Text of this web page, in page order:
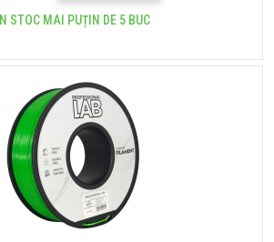
ÎN STOC MAI PUȚIN DE 5 BUC